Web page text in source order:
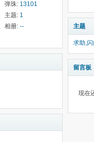
弹珠: 13101
主题: 1
相册: --
主题
求助,
留言板
现在